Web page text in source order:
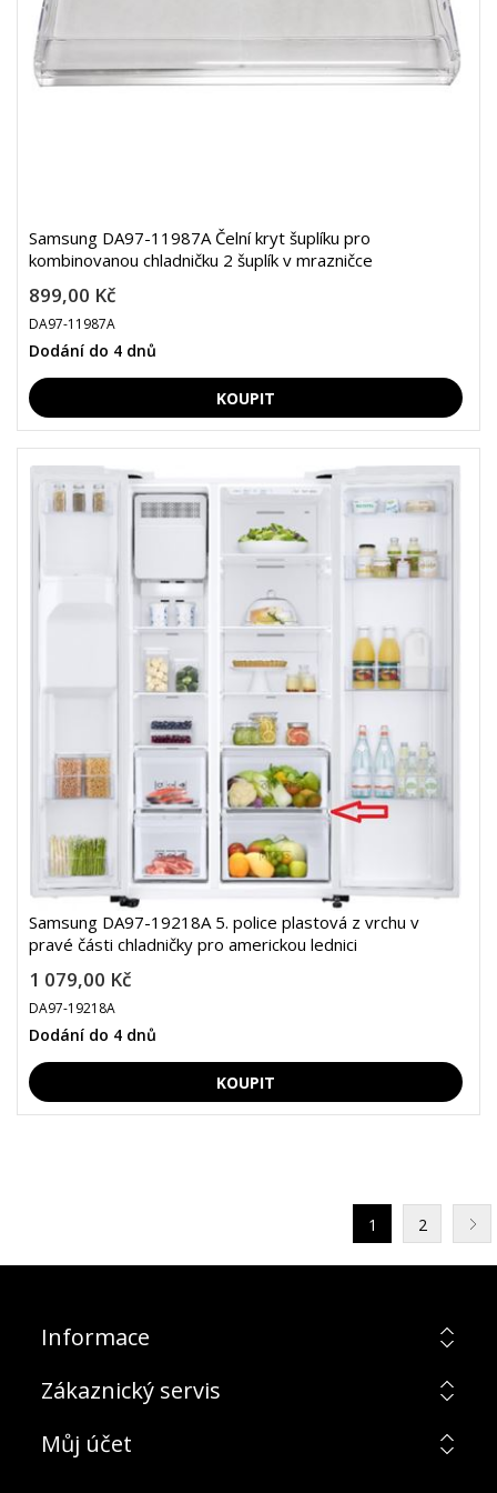
Samsung DA97-11987A Čelní kryt šuplíku pro
kombinovanou chladničku 2 šuplík v mrazničce
899,00 Kč
DA97-11987A
Dodání do 4 dnů
Samsung DA97-19218A 5. police plastová z vrchu v
pravé části chladničky pro americkou lednici
1 079,00 Kč
DA97-19218A
Dodání do 4 dnů
1 2
Informace
Zákaznický servis
Můj účet